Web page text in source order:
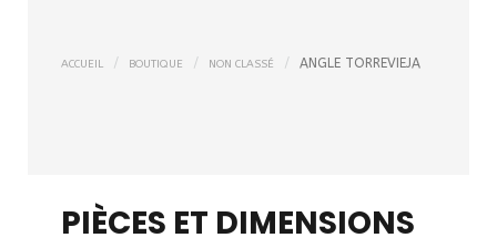
ACCUEIL BOUTIQUE NON CLASSÉ ANGLE TORREVIEJA
PIÈCES ET DIMENSIONS